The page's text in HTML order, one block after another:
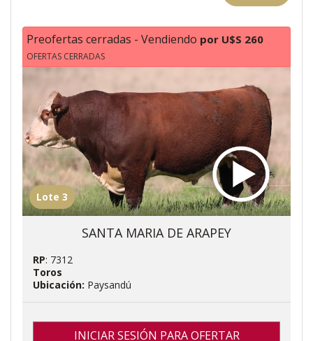
Preofertas cerradas - Vendiendo por U$S 260
OFERTAS CERRADAS
Lote 3
SANTA MARIA DE ARAPEY
RP: 7312
Toros
Ubicación: Paysandú
INICIAR SESIÓN PARA OFERTAR